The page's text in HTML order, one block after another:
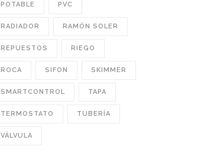
POTABLE PVC
RADIADOR RAMÓN SOLER
REPUESTOS RIEGO
ROCA SIFON SKIMMER
SMARTCONTROL TAPA
TERMOSTATO TUBERÍA
VÁLVULA